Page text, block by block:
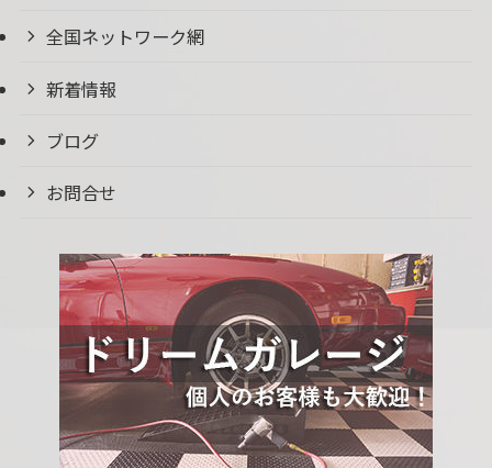
全国ネットワーク網
新着情報
ブログ
お問合せ